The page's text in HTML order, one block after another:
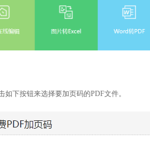
下按钮来选择要加页码的PDF文件。